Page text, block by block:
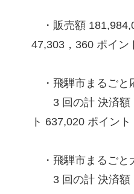
・販売額
47,303，360 ポイン
・飛騨市まるごと
3 回の計 決済額
ト 637,020 ポイント
・飛騨市まるごと
3 回の計 決済額